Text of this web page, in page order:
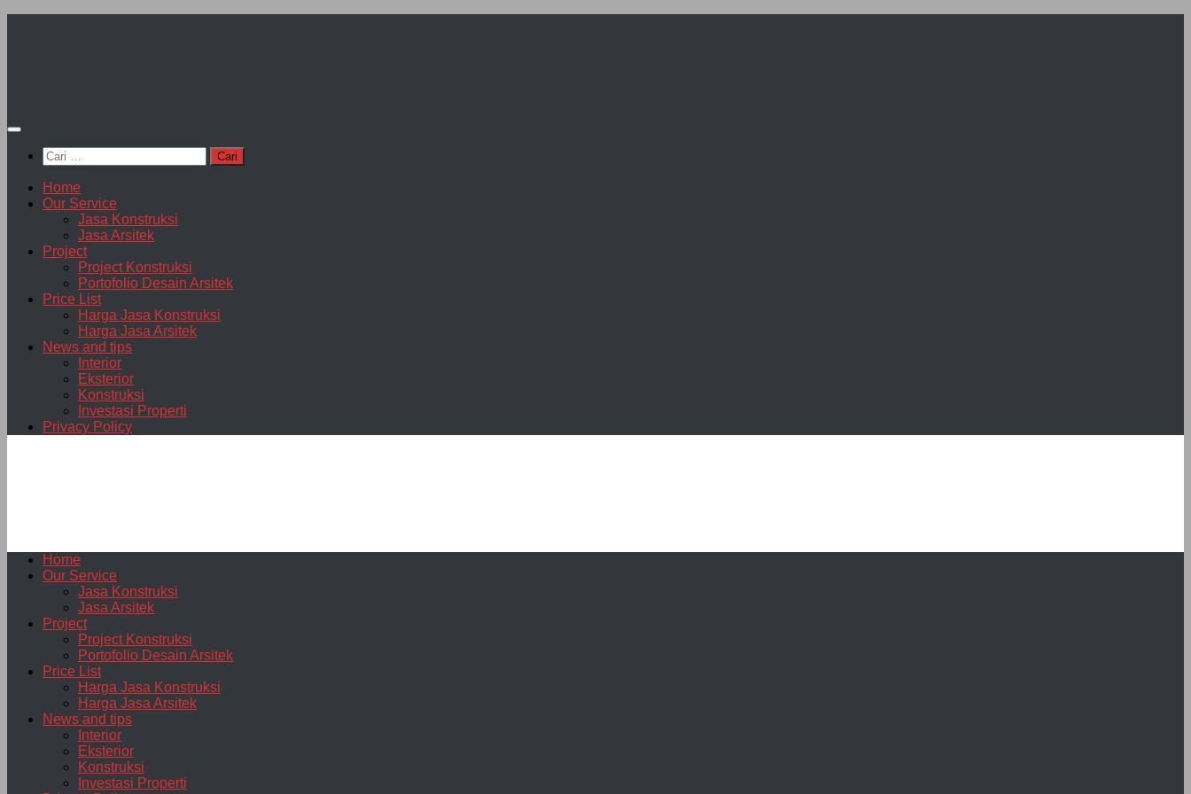
Cari
untuk:
Home
Our Service
Jasa Konstruksi
Jasa Arsitek
Project
Project Konstruksi
Portofolio Desain Arsitek
Price List
Harga Jasa Konstruksi
Harga Jasa Arsitek
News and tips
Interior
Eksterior
Konstruksi
Investasi Properti
Privacy Policy
Home
Our Service
Jasa Konstruksi
Jasa Arsitek
Project
Project Konstruksi
Portofolio Desain Arsitek
Price List
Harga Jasa Konstruksi
Harga Jasa Arsitek
News and tips
Interior
Eksterior
Konstruksi
Investasi Properti